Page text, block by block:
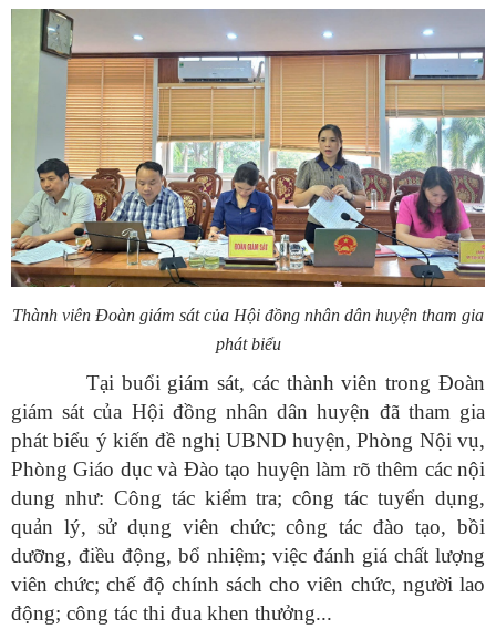
Thành viên Đoàn giám sát của Hội đồng nhân dân huyện tham gia
phát biểu
Tại buổi giám sát, các thành viên trong Đoàn
giám sát của Hội đồng nhân dân huyện đã tham gia
phát biểu ý kiến đề nghị UBND huyện, Phòng Nội vụ,
Phòng Giáo dục và Đào tạo huyện làm rõ thêm các nội
dung như: Công tác kiểm tra; công tác tuyển dụng,
quản lý, sử dụng viên chức; công tác đào tạo, bồi
dưỡng, điều động, bổ nhiệm; việc đánh giá chất lượng
viên chức; chế độ chính sách cho viên chức, người lao
động; công tác thi đua khen thưởng...